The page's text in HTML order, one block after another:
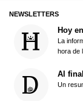
NEWSLETTERS
Hoy
La
hora de
Al
Un